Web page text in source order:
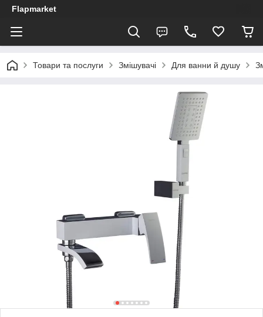
Flapmarket
Товари та послуги Змішувачі Для ванни й душу